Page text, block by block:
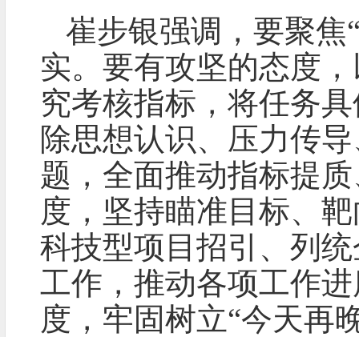
崔步银强调，要聚焦
实。要有攻坚的态度
究考核指标，将任务
除思想认识、压力传
题，全面推动指标提
度，坚持瞄准目标、
科技型项目招引、列
工作，推动各项工作
度，牢固树立“今天再